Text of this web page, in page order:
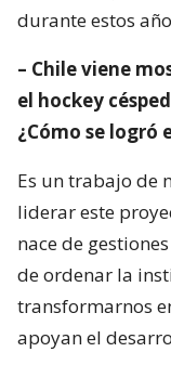
durante estos
– Chile viene
el hockey
¿Cómo se logró
Es un trabajo de
liderar este
nace de
de ordenar la
transformarnos
apoyan el